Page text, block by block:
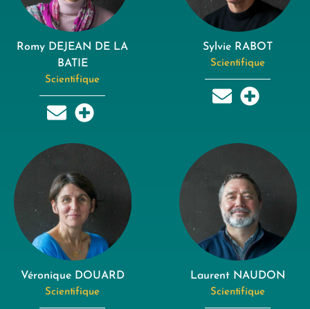
Romy DEJEAN DE LA
BATIE
Scientifique
Sylvie RABOT
Scientifique
Véronique DOUARD
Scientifique
Laurent NAUDON
Scientifique